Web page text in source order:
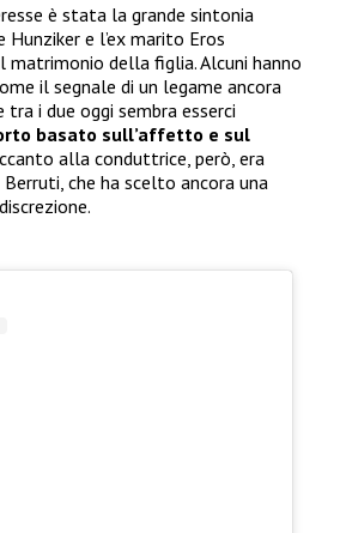
è stata la grande sintonia
e l’ex marito Eros
della figlia. Alcuni hanno
il segnale di un legame ancora
i due oggi sembra esserci
basato sull’affetto e sul
alla conduttrice, però, era
che ha scelto ancora una